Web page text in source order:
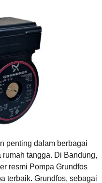
penting dalam berbagai
tangga. Di Bandung,
resmi Pompa Grundfos
terbaik. Grundfos, sebagai